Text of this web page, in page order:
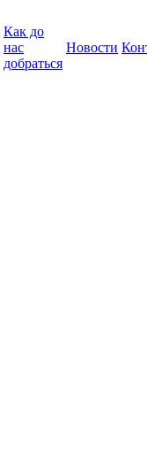
Как до
нас
добраться
Новости